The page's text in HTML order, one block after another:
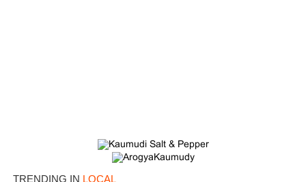
TRENDING IN LOCAL